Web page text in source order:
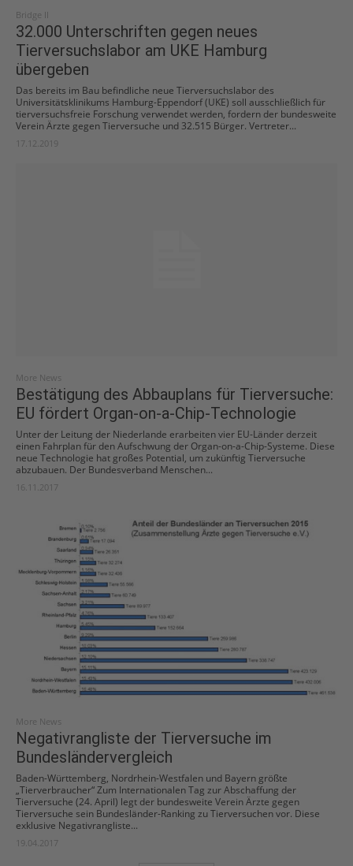
Bridge II
32.000 Unterschriften gegen neues
Tierversuchslabor am UKE Hamburg
übergeben
Das bereits im Bau befindliche neue Tierversuchslabor des
Universitätsklinikums Hamburg-Eppendorf (UKE) soll ausschließlich für
tierversuchsfreie Forschung verwendet werden, fordern der bundesweite
Verein Ärzte gegen Tierversuche und 32.515 Bürger. Vertreter...
17.12.2019
More News
Bestätigung des Abbauplans für Tierversuche:
EU fördert Organ-on-a-Chip-Technologie
Unter der Leitung der Niederlande erarbeiten vier EU-Länder derzeit
einen Fahrplan für den Aufschwung der Organ-on-a-Chip-Systeme. Diese
neue Technologie hat großes Potential, um zukünftig Tierversuche
abzubauen. Der Bundesverband Menschen...
16.11.2017
More News
Negativrangliste der Tierversuche im
Bundesländervergleich
Baden-Württemberg, Nordrhein-Westfalen und Bayern größte
„Tierverbraucher“ Zum Internationalen Tag zur Abschaffung der
Tierversuche (24. April) legt der bundesweite Verein Ärzte gegen
Tierversuche sein Bundesländer-Ranking zu Tierversuchen vor. Diese
exklusive Negativrangliste...
19.04.2017